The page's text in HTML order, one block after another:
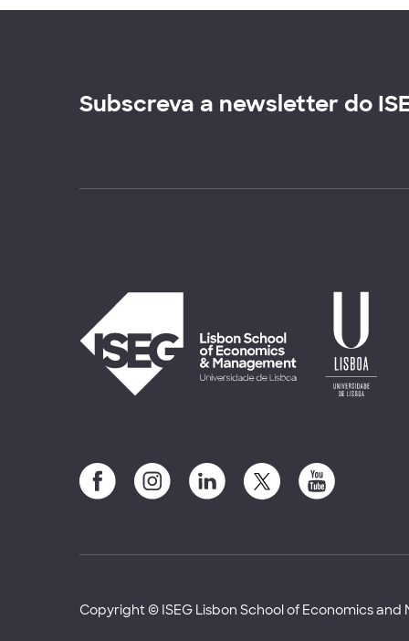
Subscreva a newsletter do
Copyright © ISEG Lisbon School of Economics and